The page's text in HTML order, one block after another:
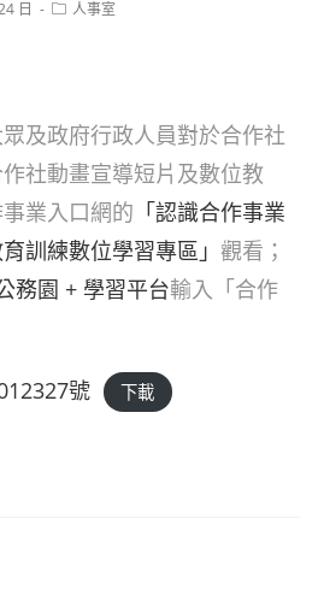
日
Post人事室
及政府行政人員對於合作社
社動畫宣導短片及數位教
業入口網的 「認識合作事業
育訓練數位學習專區」 觀看；
務園 + 學習平台輸入「合作
號 下載